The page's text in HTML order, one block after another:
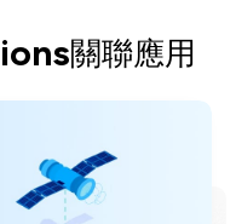
關聯應用